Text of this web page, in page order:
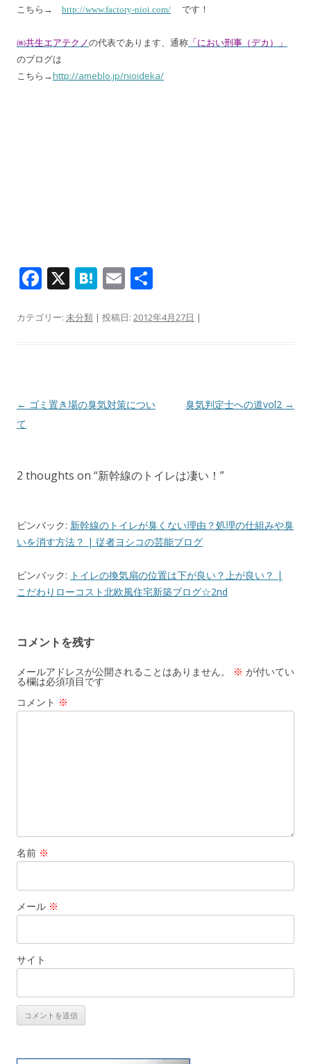
こちら→ http://www.factory-nioi.com/ です！
㈱共生エアテクノの代表であります、通称 「におい刑事（デカ）」
のブログは
こちら→http://ameblo.jp/nioideka/
F
e
k
X H
e
E
ai
カテゴリー: 未分類 | 投稿日: 2012年4月27日 |
投稿ナビゲーション
← ゴミ置き場の臭気対策につい
て
臭気判定士への道vol2 →
2 thoughts on “新幹線のトイレは凄い！ ”
ピンバック: 新幹線のトイレが臭くない理由？処理の仕組みや臭
いを消す方法？ | 従者ヨシコの芸能ブログ
ピンバック: トイレの換気扇の位置は下が良い？上が良い？ |
こだわりローコスト北欧風住宅新築ブログ☆2nd
コメントを残す
メールアドレスが公開されることはありません。 ※ が付いてい
る欄は必須項目です
コメント ※
名前 ※
メール ※
サイト